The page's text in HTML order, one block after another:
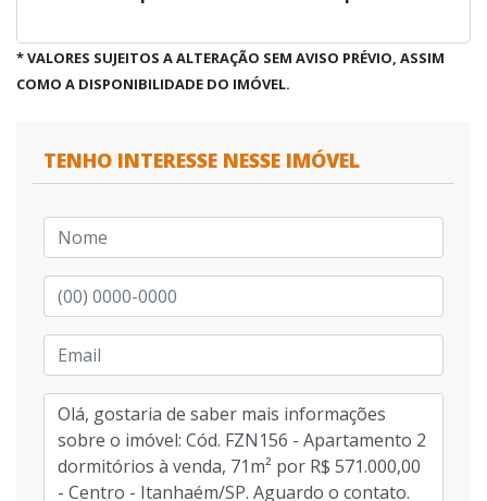
* VALORES SUJEITOS A ALTERAÇÃO SEM AVISO PRÉVIO, ASSIM
COMO A DISPONIBILIDADE DO IMÓVEL.
TENHO INTERESSE NESSE IMÓVEL